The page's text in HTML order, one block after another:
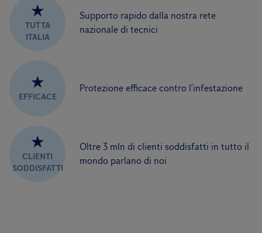
★
TUTTA
ITALIA
Supporto rapido dalla nostra rete
nazionale di tecnici
★
EFFICACE
Protezione efficace contro l’infestazione
★
CLIENTI
SODDISFATTI
Oltre 3 mln di clienti soddisfatti in tutto il
mondo parlano di noi